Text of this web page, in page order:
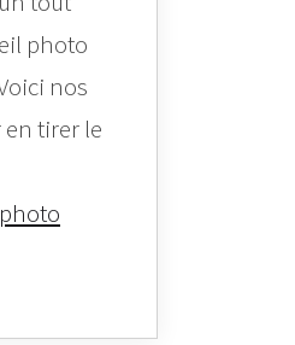
photo
nos
tirer le